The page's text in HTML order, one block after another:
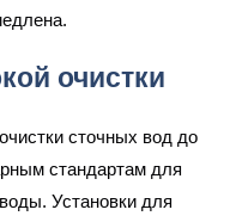
очистки
сточных вод до
стандартам для
Установки для